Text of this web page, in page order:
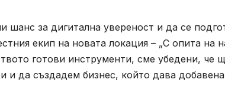
шанс за дигитална увереност и да се
екип на новата локация – „С опита на
готови инструменти, сме убедени, че
и да създадем бизнес, който дава добавена